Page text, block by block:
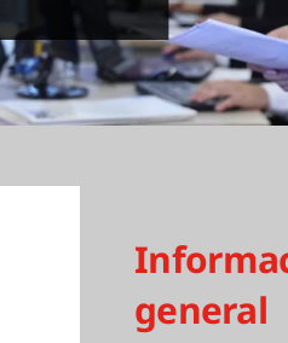
general